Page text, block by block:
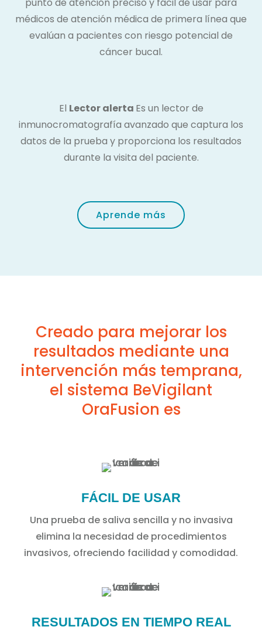
punto de atención preciso y fácil de usar para
médicos de atención médica de primera línea que
evalúan a pacientes con riesgo potencial de
cáncer bucal.
El Lector alerta Es un lector de
inmunocromatografía avanzado que captura los
datos de la prueba y proporciona los resultados
durante la visita del paciente.
Aprende más
Creado para mejorar los
resultados mediante una
intervención más temprana,
el sistema BeVigilant
OraFusion es
FÁCIL DE USAR
Una prueba de saliva sencilla y no invasiva
elimina la necesidad de procedimientos
invasivos, ofreciendo facilidad y comodidad.
RESULTADOS EN TIEMPO REAL